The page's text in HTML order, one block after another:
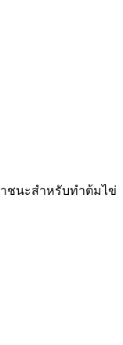
ชนะสำหรับทำต้มไข่